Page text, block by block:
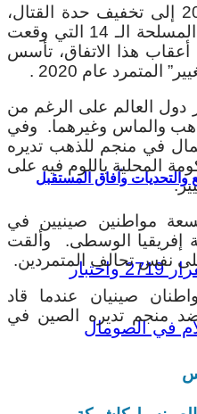
وآفاق المستقبل
وأدى اتفاق السلام لعام 2019 إلى تخفيف حدة القتال،
وغادرت ست من الجماعات المسلحة الـ 14 التي وقعت
هذا الاتفاق، تأسس
عام 2020 .
دول العالم على الرغم من
والماس وغيرهما. وفي
في منجم للذهب تديره
المحلية باللوم فيه على
مواطنين صينيين في
الوسطى. وألقت
نفس تحالف المتمردين.
توفي مواطنان صينيان عندما قاد
ضد منجم تديره الصين في